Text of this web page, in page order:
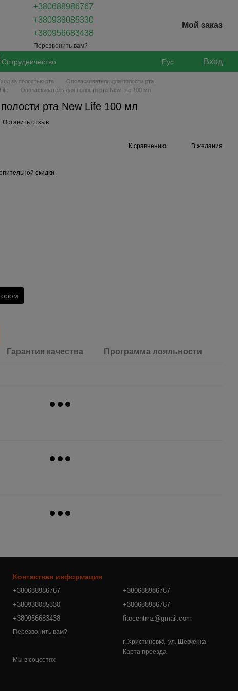
+380688986767
+380938085330
+380956683438
Перезвонить вам?
Мой заказ
Сотрудничество
Рус Вход
за полостью рта
Ополаскиватели для полости рта
Ополаскиватель для полости рта New Life 100 мл
рта New Life 100 мл
Оставить отзыв
К сравнению В желания
скидки
Гарантия качества Программа лояльности
Контактная информация
+380688986767
+380938085330
+380956683438
Перезвонить вам?
+380688986767
+380688986767
fitocentrnz@gmail.com
г. Христиновка, ул. Шевченка
Карта проезда
Мы в соцсетях